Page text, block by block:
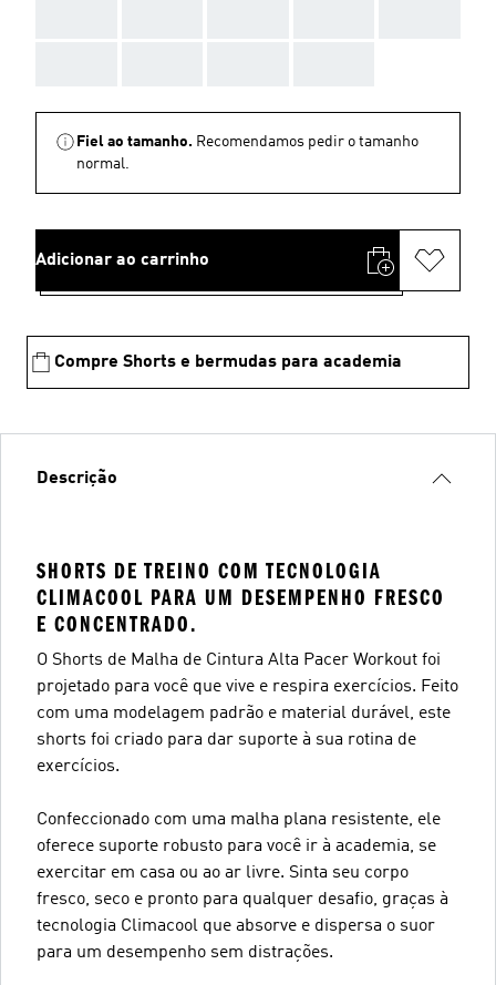
Fiel ao tamanho. Recomendamos pedir o tamanho
normal.
Adicionar ao carrinho
Compre Shorts e bermudas para academia
Descrição
SHORTS DE TREINO COM TECNOLOGIA
CLIMACOOL PARA UM DESEMPENHO FRESCO
E CONCENTRADO.
O Shorts de Malha de Cintura Alta Pacer Workout foi
projetado para você que vive e respira exercícios. Feito
com uma modelagem padrão e material durável, este
shorts foi criado para dar suporte à sua rotina de
exercícios.
Confeccionado com uma malha plana resistente, ele
oferece suporte robusto para você ir à academia, se
exercitar em casa ou ao ar livre. Sinta seu corpo
fresco, seco e pronto para qualquer desafio, graças à
tecnologia Climacool que absorve e dispersa o suor
para um desempenho sem distrações.